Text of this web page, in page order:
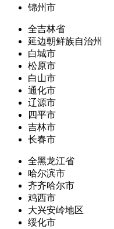
锦州市
全吉林省
延边朝鲜族自治州
白城市
松原市
白山市
通化市
辽源市
四平市
吉林市
长春市
全黑龙江省
哈尔滨市
齐齐哈尔市
鸡西市
大兴安岭地区
绥化市